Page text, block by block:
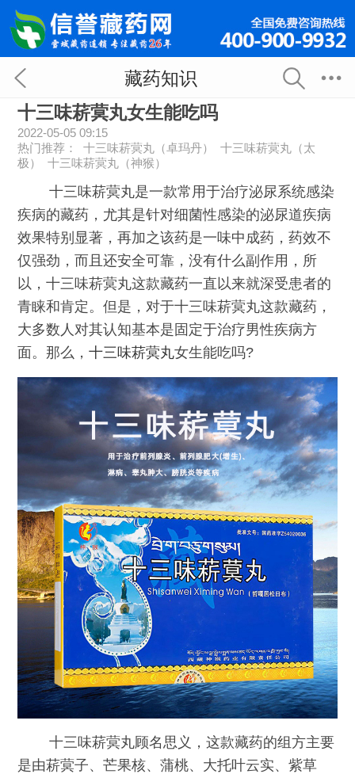
藏药知识
十三味菥蓂丸女生能吃吗
2022-05-05 09:15
热门推荐：十三味菥蓂丸（卓玛丹）
十三味菥蓂丸（太
极）
十三味菥蓂丸（神猴）
十三味菥蓂丸是一款常用于治疗泌尿系统感染
疾病的藏药，尤其是针对细菌性感染的泌尿道疾病
效果特别显著，再加之该药是一味中成药，药效不
仅强劲，而且还安全可靠，没有什么副作用，所
以，十三味菥蓂丸这款藏药一直以来就深受患者的
青睐和肯定。但是，对于十三味菥蓂丸这款藏药，
大多数人对其认知基本是固定于治疗男性疾病方
面。那么，十三味菥蓂丸女生能吃吗?
十三味菥蓂丸顾名思义，这款藏药的组方主要
是由菥蓂子、芒果核、蒲桃、大托叶云实、紫草